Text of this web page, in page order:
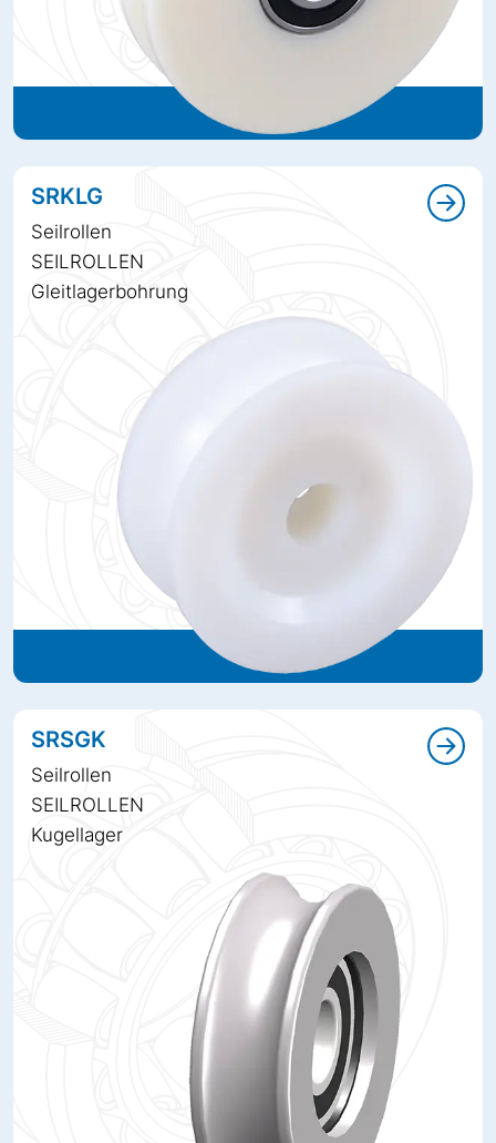
SRKLG
Seilrollen
SEILROLLEN
Gleitlagerbohrung
SRSGK
Seilrollen
SEILROLLEN
Kugellager